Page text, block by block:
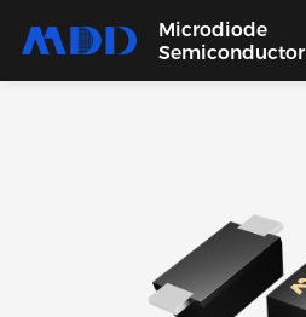
Microdiode
Semiconductor